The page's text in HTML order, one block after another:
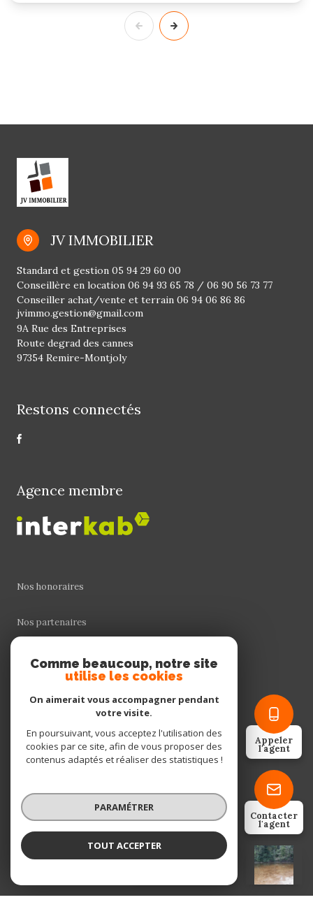
VALENTIN BRION
Appeler
l'agent
Contacter
l'agent
JV IMMOBILIER
jvimmo.gestion@gmail.com
Standard et gestion 05 94 29 60 00
Conseillère en location 06 94 93 65 78 / 06 90 56 73 77
Conseiller achat/vente et terrain 06 94 06 86 86
9A Rue des Entreprises
Route degrad des cannes
97354 Remire-Montjoly
Restons connectés
Agence membre
Nos honoraires
Nos partenaires
Mentions légales
Politique RGPD
Cookies
© 2026 | Tous droits réservés
Réalisé par
Comme beaucoup, notre site
utilise les cookies
On aimerait vous accompagner pendant
votre visite.
En poursuivant, vous acceptez l'utilisation des
cookies par ce site, afin de vous proposer des
contenus adaptés et réaliser des statistiques !
PARAMÉTRER
TOUT ACCEPTER